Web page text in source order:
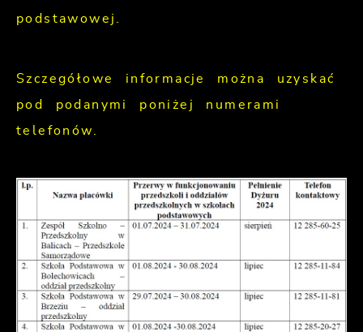
podstawowej.
Szczegółowe informacje można uzyskać
pod podanymi poniżej numerami
telefonów.